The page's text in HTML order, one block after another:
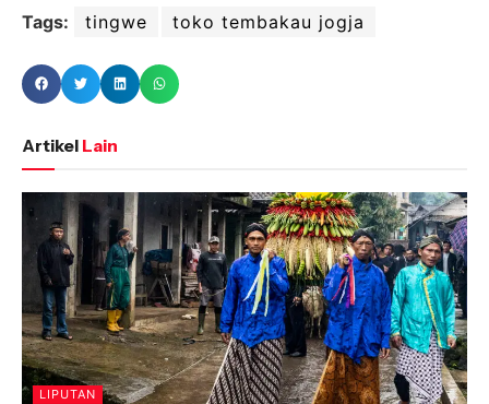
Tags: tingwe toko tembakau jogja
Artikel Lain
LIPUTAN